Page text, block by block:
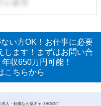
い方OK！お仕事に必要
します！まずはお問い合
収650万円可能！
こちらから
求人・転職なら薬キャリAGENT